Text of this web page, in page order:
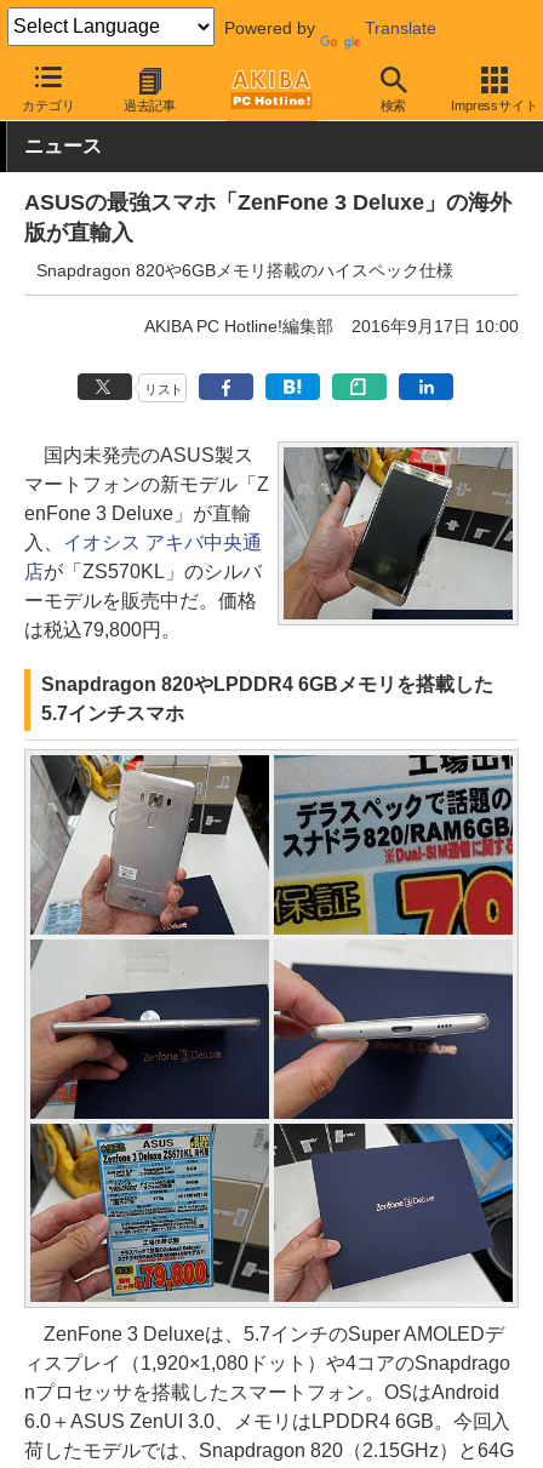
Powered by Translate
カテゴリ 過去記事 検索 Impressサイト
AKIBA PC Hotline! モバイル スマートフォン SIMフリースマー
ニュース
ASUSの最強スマホ「ZenFone 3 Deluxe」の海外
版が直輸入
Snapdragon 820や6GBメモリ搭載のハイスペック仕様
AKIBA PC Hotline!編集部 2016年9月17日 10:00
リスト
国内未発売のASUS製ス
マートフォンの新モデル「Z
enFone 3 Deluxe」が直輸
入、 イオシス アキバ中央通
店が「ZS570KL」のシルバ
ーモデルを販売中だ。価格
は税込79,800円。
Snapdragon 820やLPDDR4 6GBメモリを搭載した
5.7インチスマホ
ZenFone 3 Deluxeは、5.7インチのSuper AMOLEDデ
ィスプレイ（1,920×1,080ドット）や4コアのSnapdrago
nプロセッサを搭載したスマートフォン。OSはAndroid
6.0＋ASUS ZenUI 3.0、メモリはLPDDR4 6GB。今回入
荷したモデルでは、Snapdragon 820（2.15GHz）と64G